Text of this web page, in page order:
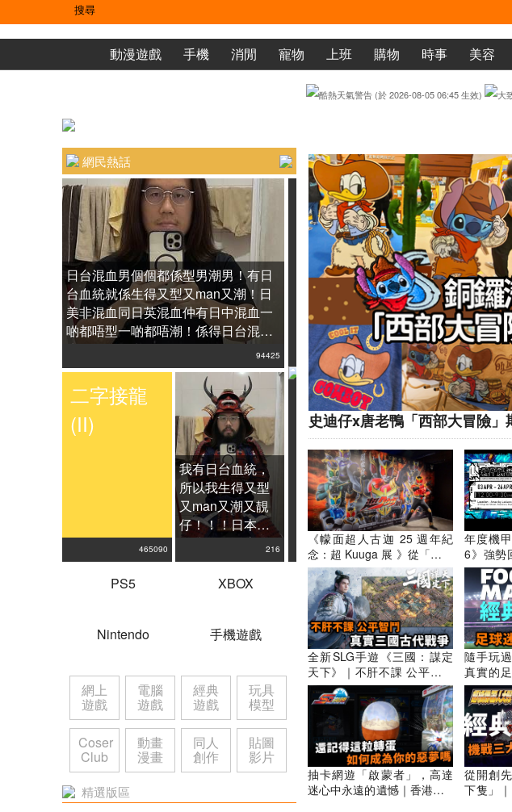
動漫遊戲 手機 消閒 寵物 上班 購物 時事 美容
網民熱話
日台混血男個個都係型男潮男！有日
台血統就係生得又型又man又潮！日
美非混血同日英混血仲有日中混血一
啲都唔型一啲都唔潮！係得日台混血
先至係型男潮男！
94425
二字接龍
(II)
465090
我有日台血統，
所以我生得又型
又man又潮又靚
仔！！！日本同
台灣多型男索
女，但係香港只
有周街柒頭豬扒
216
八字接龍
428113
隨想接龍
850872
5字接龍（二）
三
[接龍]
PS5 XBOX
Nintendo 手機遊戲
網上
遊戲
電腦
遊戲
經典
遊戲
玩具
模型
Coser
Club
動畫
漫畫
同人
創作
貼圖
影片
精選版區
史迪仔x唐老鴨「西部大冒險
《幪面超人古迦 25 週年紀
念：超 Kuuga 展 》從「零」
開始重返古迦的誕生、戰鬥
與覺醒
年度機
6》強勢
登陸銅
2026》
全新SLG手遊《三國：謀定
天下》｜不肝不課 公平智鬥
真實三國古代戰爭｜輕鬆入
門 深度對戰
隨手玩
真實的
球經理
｜FM26
ants遊戲
抽卡網遊「啟蒙者」，高達
迷心中永遠的遺憾｜香港Onli
從開創
下隻」